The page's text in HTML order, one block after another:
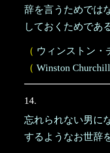
辞を言うためでは
しておくためであ
（ ウィンストン・
（ Winston Churchill
14.
忘れられない男に
するようなお世辞